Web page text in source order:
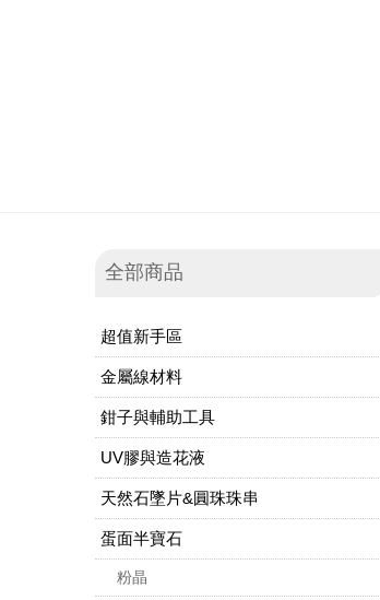
全部商品
超值新手區
金屬線材料
鉗子與輔助工具
UV膠與造花液
天然石墜片&圓珠珠串
蛋面半寶石
粉晶